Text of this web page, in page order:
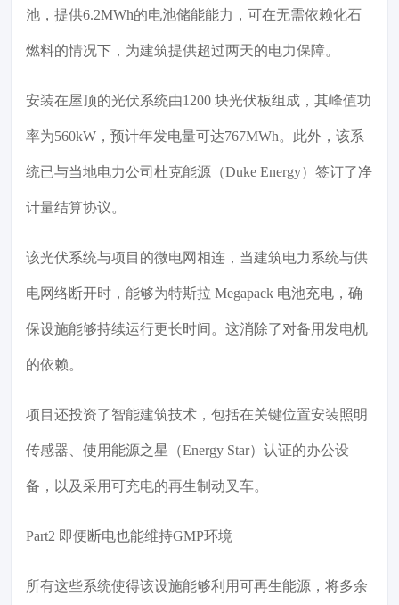
池，提供6.2MWh的电池储能能力，可在无需依赖化石
燃料的情况下，为建筑提供超过两天的电力保障。
安装在屋顶的光伏系统由1200 块光伏板组成，其峰值功
率为560kW，预计年发电量可达767MWh。此外，该系
统已与当地电力公司杜克能源（Duke Energy）签订了净
计量结算协议。
该光伏系统与项目的微电网相连，当建筑电力系统与供
电网络断开时，能够为特斯拉 Megapack 电池充电，确
保设施能够持续运行更长时间。这消除了对备用发电机
的依赖。
项目还投资了智能建筑技术，包括在关键位置安装照明
传感器、使用能源之星（Energy Star）认证的办公设
备，以及采用可充电的再生制动叉车。
Part2 即便断电也能维持GMP环境
所有这些系统使得该设施能够利用可再生能源，将多余